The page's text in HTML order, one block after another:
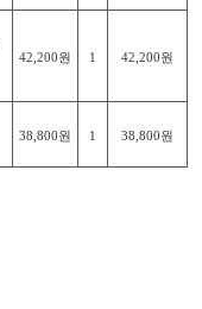
42,200원 1 42,200원
38,800원 1 38,800원